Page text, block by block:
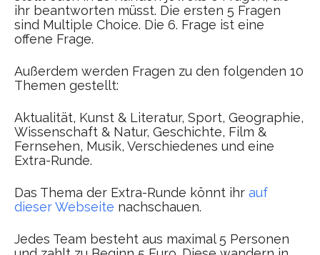
ihr beantworten müsst. Die ersten 5 Fragen
sind Multiple Choice. Die 6. Frage ist eine
offene Frage.
Außerdem werden Fragen zu den folgenden 10
Themen gestellt:
Aktualität, Kunst & Literatur, Sport, Geographie,
Wissenschaft & Natur, Geschichte, Film &
Fernsehen, Musik, Verschiedenes und eine
Extra-Runde.
Das Thema der Extra-Runde könnt ihr auf
dieser Webseite nachschauen.
Jedes Team besteht aus maximal 5 Personen